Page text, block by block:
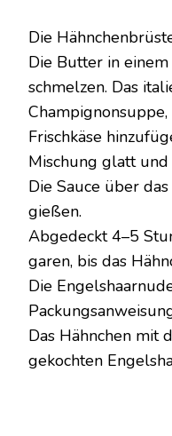
Die
Die Butter in
schmelzen. Das
Frischkäse
Mischung glatt und
Die Sauce über
gießen.
Abgedeckt 4–5
garen, bis das
Die
Das Hähnchen mit
gekochten